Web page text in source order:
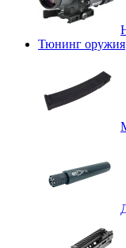
Тюнинг оружия